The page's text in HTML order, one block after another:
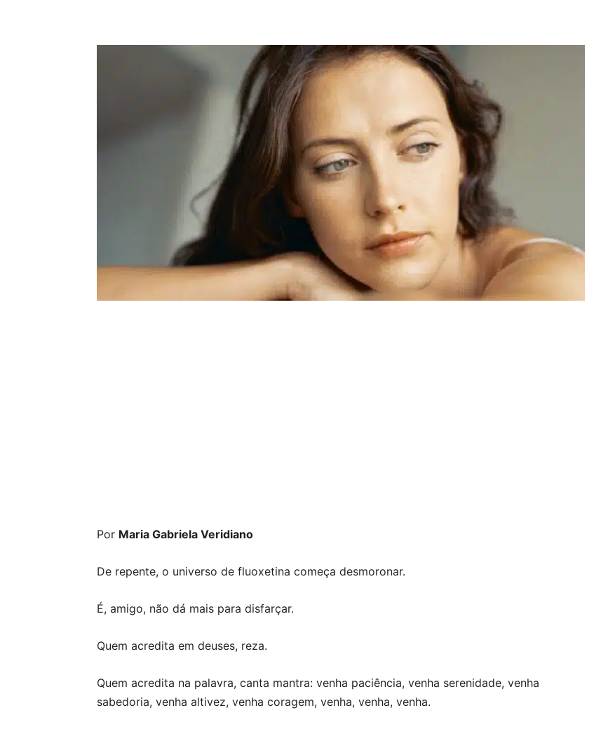
Por Maria Gabriela Veridiano
De repente, o universo de fluoxetina começa desmoronar.
É, amigo, não dá mais para disfarçar.
Quem acredita em deuses, reza.
Quem acredita na palavra, canta mantra: venha paciência, venha serenidade, venha
sabedoria, venha altivez, venha coragem, venha, venha, venha.